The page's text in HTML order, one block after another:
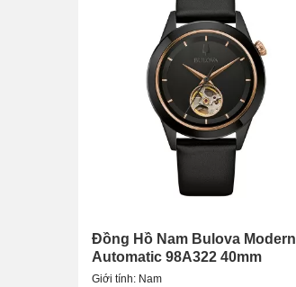
Đồng Hồ Nam Bulova Modern
Automatic 98A322 40mm
Giới tính: Nam